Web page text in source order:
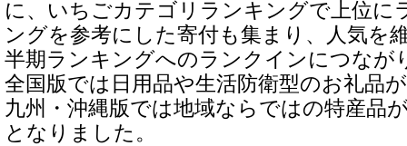
に、いちごカテゴリランキングで上位に
ングを参考にした寄付も集まり、人気を
半期ランキングへのランクインにつなが
全国版では日用品や生活防衛型のお礼品
九州・沖縄版では地域ならではの特産品
となりました。